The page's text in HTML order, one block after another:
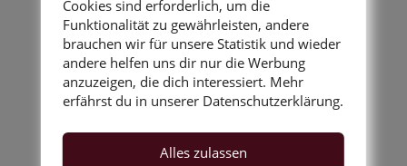
Wein
byIlse-Vivienne|Jul 16, 2026 |kurz
& bündig
Diese Tage sind nach meinem
Geschmack. Übersiedlung in die
Künstlergarderobe des
Cookies sind erforderlich, um die
Funktionalität zu gewährleisten, andere
brauchen wir für unsere Statistik und wieder
andere helfen uns dir nur die Werbung
anzuzeigen, die dich interessiert. Mehr
erfährst du in unserer Datenschutzerklärung.
Alles zulassen